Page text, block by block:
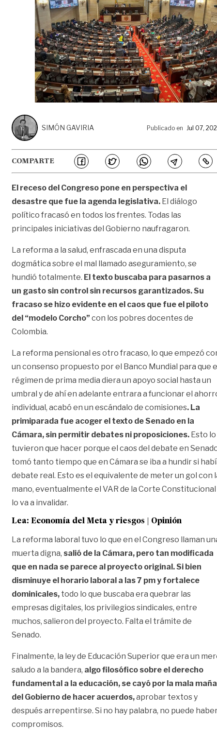
SIMÓN GAVIRIA Publicado en Jul 07,
COMPARTE
El receso del Congreso pone en perspectiva el
desastre que fue la agenda legislativa. El diálogo
político fracasó en todos los frentes. Todas las
principales iniciativas del Gobierno naufragaron.
La reforma a la salud, enfrascada en una disputa
dogmática sobre el mal llamado aseguramiento, se
hundió totalmente. El texto buscaba para pasarnos a
un gasto sin control sin recursos garantizados. Su
fracaso se hizo evidente en el caos que fue el piloto
del “modelo Corcho” con los pobres docentes de
Colombia.
La reforma pensional es otro fracaso, lo que empezó
un consenso propuesto por el Banco Mundial para que
régimen de prima media diera un apoyo social hasta un
umbral y de ahí en adelante entrara a funcionar el
individual, acabó en un escándalo de comisiones. La
primiparada fue acoger el texto de Senado en la
Cámara, sin permitir debates ni proposiciones. Esto lo
tuvieron que hacer porque el caos del debate en
tomó tanto tiempo que en Cámara se iba a hundir si
debate real. Esto es el equivalente de meter un gol con
mano, eventualmente el VAR de la Corte Constitucional
lo va a invalidar.
Lea: Economía del Meta y riesgos | Opinión
La reforma laboral tuvo lo que en el Congreso llaman
muerta digna, salió de la Cámara, pero tan modificada
que en nada se parece al proyecto original. Si bien
disminuye el horario laboral a las 7 pm y fortalece
dominicales, todo lo que buscaba era quebrar las
empresas digitales, los privilegios sindicales, entre
muchos, salieron del proyecto. Falta el trámite de
Senado.
Finalmente, la ley de Educación Superior que era un
saludo a la bandera, algo filosófico sobre el derecho
fundamental a la educación, se cayó por la mala maña
del Gobierno de hacer acuerdos,aprobar textos y
después arrepentirse. Si no hay palabra, no puede
compromisos.